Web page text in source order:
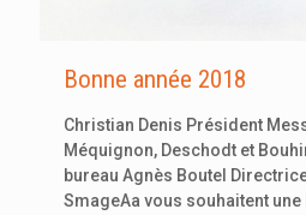
Bonne année 2018
Christian Denis Président
Méquignon, Deschodt et
bureau Agnès Boutel
SmageAa vous souhaitent une